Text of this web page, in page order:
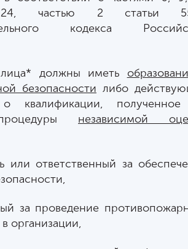
частью 2 статьи
кодекса
должны иметь
безопасности либо
о квалификации,
независимой
или ответственный за
за проведение
организации,